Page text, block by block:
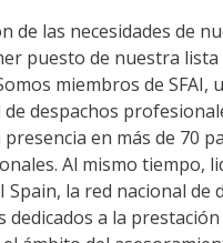
de las necesidades de
puesto de nuestra lista
miembros de SFAI,
despachos
en más de 70
Al mismo tiempo,
Spain, la red nacional de
dedicados a la